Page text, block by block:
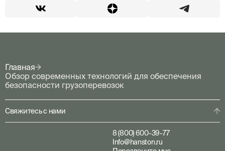
Главная
Обзор современных технологий для обеспечения
безопасности грузоперевозок
Свяжитесь с нами
8 (800) 600-39-77
Info@hanston.ru